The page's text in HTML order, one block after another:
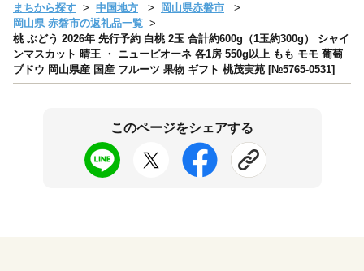
まちから探す 中国地方
岡山県赤磐市
岡山県 赤磐市の返礼品一覧
桃 ぶどう 2026年 先行予約 白桃 2玉 合計約600g（1玉約300g） シャイ
ンマスカット 晴王 ・ ニューピオーネ 各1房 550g以上 もも モモ 葡萄
ブドウ 岡山県産 国産 フルーツ 果物 ギフト 桃茂実苑 [№5765-0531]
このページをシェアする